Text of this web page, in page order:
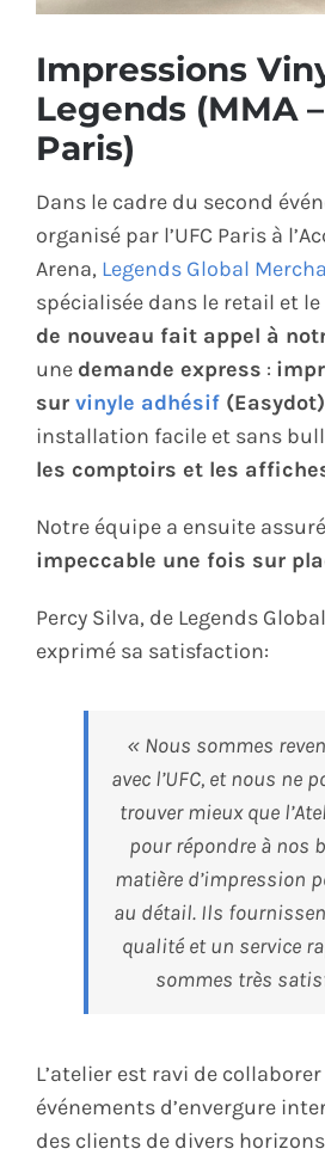
CONTACT
Impressions
Legends (MMA –
Paris)
Dans le cadre du second
organisé par l’UFC Paris à
Arena, Legends Global
spécialisée dans le retail et
de nouveau fait appel à
une demande express :
sur vinyle adhésif(Easydot)
installation facile et sans
les comptoirs et les
Notre équipe a ensuite assuré
impeccable une fois sur
Percy Silva, de Legends
exprimé sa satisfaction:
« Nous sommes
avec l’UFC, et nous ne
trouver mieux que
pour répondre à nos
matière d’impression
au détail. Ils
qualité et un service
sommes très
L’atelier est ravi de
événements d’envergure
des clients de divers